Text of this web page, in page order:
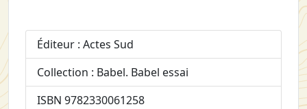
Éditeur : Actes Sud
Collection : Babel. Babel essai
ISBN 9782330061258